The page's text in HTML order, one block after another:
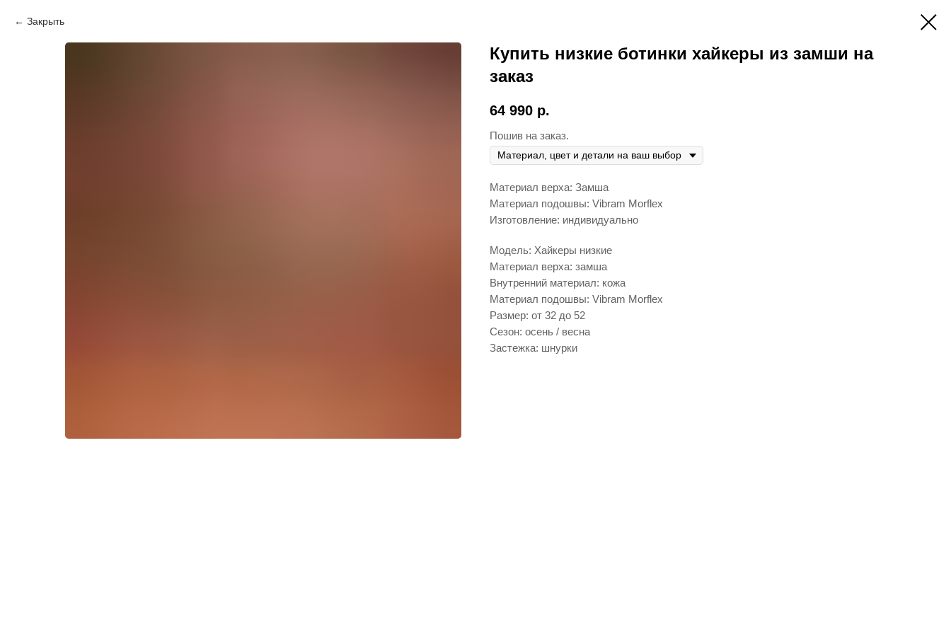
Закрыть
Купить низкие ботинки хайкеры из замши на
заказ
64 990 р.
Пошив на заказ.
Материал верха: Замша
Материал подошвы: Vibram Morflex
Изготовление: индивидуально
Модель: Хайкеры низкие
Материал верха: замша
Внутренний материал: кожа
Материал подошвы: Vibram Morflex
Размер: от 32 до 52
Сезон: осень / весна
Застежка: шнурки